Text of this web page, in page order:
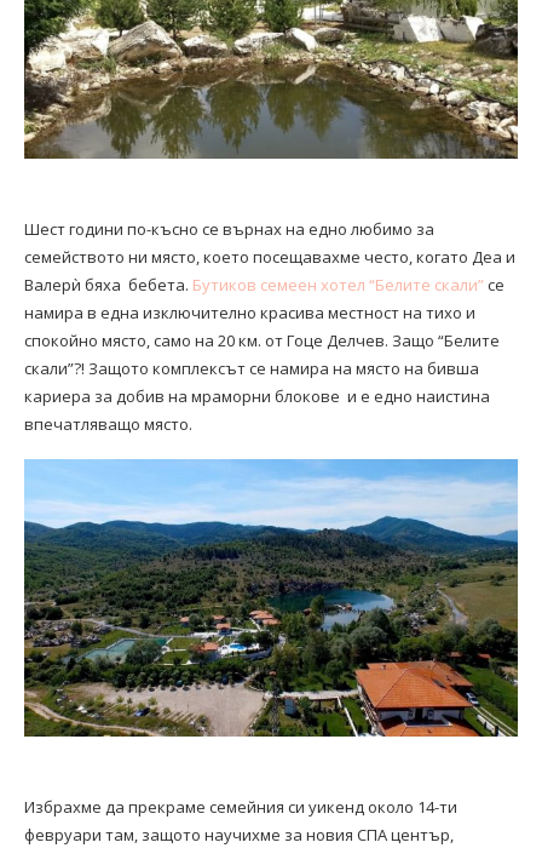
Шест години по-късно се върнах на едно любимо за
семейството ни място, което посещавахме често, когато Деа и
Валерѝ бяха бебета. Бутиков семеен хотел “Белите скали” се
намира в една изключително красива местност на тихо и
спокойно място, само на 20 км. от Гоце Делчев. Защо “Белите
скали”?! Защото комплексът се намира на място на бивша
кариера за добив на мраморни блокове и е едно наистина
впечатляващо място.
Избрахме да прекраме семейния си уикенд около 14-ти
февруари там, защото научихме за новия СПА център,